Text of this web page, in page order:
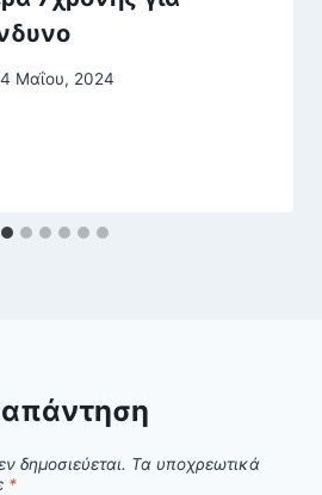
Μαΐου, 2024
δημοσιεύεται. Τα υποχρεωτικά
*